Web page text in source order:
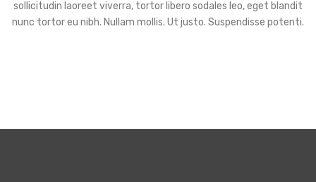
sollicitudin laoreet viverra, tortor libero sodales leo, eget blandit
nunc tortor eu nibh. Nullam mollis. Ut justo. Suspendisse potenti.